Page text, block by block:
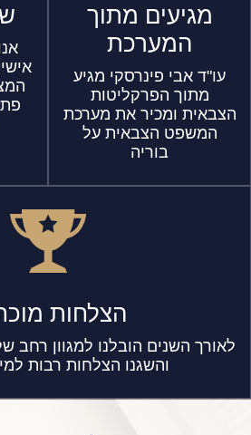
מגיעים מתוך
המערכת
עו"ד אבי פינרסקי מגיע
מתוך הפרקליטות
הצבאית ומכיר את מערכת
המשפט הצבאית על
בוריה
הצלחות
לאורך השנים הובלנו למגוון רחב
והשגנו הצלחות רבות